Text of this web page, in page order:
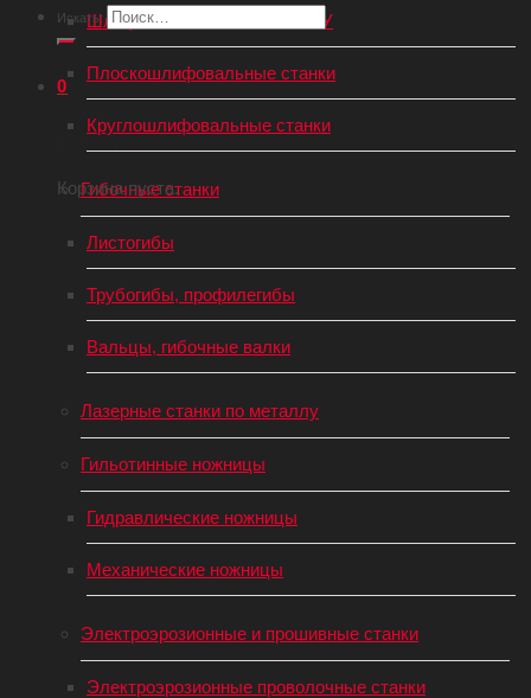
Искать:
0
Корзина пуста.
Шлифовальные станки с ЧПУ
Плоскошлифовальные станки
Круглошлифовальные станки
Гибочные станки
Листогибы
Трубогибы, профилегибы
Вальцы, гибочные валки
Лазерные станки по металлу
Гильотинные ножницы
Гидравлические ножницы
Механические ножницы
Электроэрозионные и прошивные станки
Электроэрозионные проволочные станки